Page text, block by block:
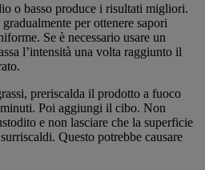
o basso produce i risultati migliori.
per ottenere sapori
Se è necessario usare un
l’intensità una volta raggiunto il
preriscalda il prodotto a fuoco
Poi aggiungi il cibo. Non
e non lasciare che la superficie
Questo potrebbe causare